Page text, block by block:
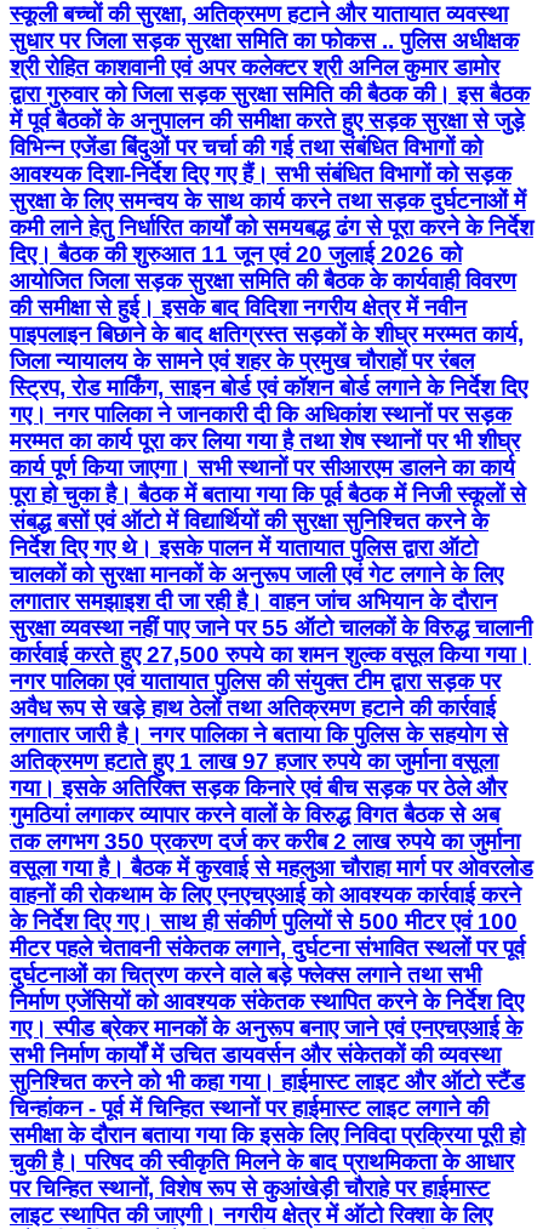
स्कूली बच्चों की सुरक्षा, अतिक्रमण हटाने और यातायात व्यवस्था
सुधार पर जिला सड़क सुरक्षा समिति का फोकस .. पुलिस अधीक्षक
श्री रोहित काशवानी एवं अपर कलेक्टर श्री अनिल कुमार डामोर
द्वारा गुरुवार को जिला सड़क सुरक्षा समिति की बैठक की। इस बैठक
में पूर्व बैठकों के अनुपालन की समीक्षा करते हुए सड़क सुरक्षा से जुड़े
विभिन्न एजेंडा बिंदुओं पर चर्चा की गई तथा संबंधित विभागों को
आवश्यक दिशा-निर्देश दिए गए हैं। सभी संबंधित विभागों को सड़क
सुरक्षा के लिए समन्वय के साथ कार्य करने तथा सड़क दुर्घटनाओं में
कमी लाने हेतु निर्धारित कार्यों को समयबद्ध ढंग से पूरा करने के निर्देश
दिए। बैठक की शुरुआत 11 जून एवं 20 जुलाई 2026 को
आयोजित जिला सड़क सुरक्षा समिति की बैठक के कार्यवाही विवरण
की समीक्षा से हुई। इसके बाद विदिशा नगरीय क्षेत्र में नवीन
पाइपलाइन बिछाने के बाद क्षतिग्रस्त सड़कों के शीघ्र मरम्मत कार्य,
जिला न्यायालय के सामने एवं शहर के प्रमुख चौराहों पर रंबल
स्ट्रिप, रोड मार्किंग, साइन बोर्ड एवं कॉशन बोर्ड लगाने के निर्देश दिए
गए। नगर पालिका ने जानकारी दी कि अधिकांश स्थानों पर सड़क
मरम्मत का कार्य पूरा कर लिया गया है तथा शेष स्थानों पर भी शीघ्र
कार्य पूर्ण किया जाएगा। सभी स्थानों पर सीआरएम डालने का कार्य
पूरा हो चुका है। बैठक में बताया गया कि पूर्व बैठक में निजी स्कूलों से
संबद्ध बसों एवं ऑटो में विद्यार्थियों की सुरक्षा सुनिश्चित करने के
निर्देश दिए गए थे। इसके पालन में यातायात पुलिस द्वारा ऑटो
चालकों को सुरक्षा मानकों के अनुरूप जाली एवं गेट लगाने के लिए
लगातार समझाइश दी जा रही है। वाहन जांच अभियान के दौरान
सुरक्षा व्यवस्था नहीं पाए जाने पर 55 ऑटो चालकों के विरुद्ध चालानी
कार्रवाई करते हुए 27,500 रुपये का शमन शुल्क वसूल किया गया।
नगर पालिका एवं यातायात पुलिस की संयुक्त टीम द्वारा सड़क पर
अवैध रूप से खड़े हाथ ठेलों तथा अतिक्रमण हटाने की कार्रवाई
लगातार जारी है। नगर पालिका ने बताया कि पुलिस के सहयोग से
अतिक्रमण हटाते हुए 1 लाख 97 हजार रुपये का जुर्माना वसूला
गया। इसके अतिरिक्त सड़क किनारे एवं बीच सड़क पर ठेले और
गुमठियां लगाकर व्यापार करने वालों के विरुद्ध विगत बैठक से अब
तक लगभग 350 प्रकरण दर्ज कर करीब 2 लाख रुपये का जुर्माना
वसूला गया है। बैठक में कुरवाई से महलुआ चौराहा मार्ग पर ओवरलोड
वाहनों की रोकथाम के लिए एनएचएआई को आवश्यक कार्रवाई करने
के निर्देश दिए गए। साथ ही संकीर्ण पुलियों से 500 मीटर एवं 100
मीटर पहले चेतावनी संकेतक लगाने, दुर्घटना संभावित स्थलों पर पूर्व
दुर्घटनाओं का चित्रण करने वाले बड़े फ्लेक्स लगाने तथा सभी
निर्माण एजेंसियों को आवश्यक संकेतक स्थापित करने के निर्देश दिए
गए। स्पीड ब्रेकर मानकों के अनुरूप बनाए जाने एवं एनएचएआई के
सभी निर्माण कार्यों में उचित डायवर्सन और संकेतकों की व्यवस्था
सुनिश्चित करने को भी कहा गया। हाईमास्ट लाइट और ऑटो स्टैंड
चिन्हांकन - पूर्व में चिन्हित स्थानों पर हाईमास्ट लाइट लगाने की
समीक्षा के दौरान बताया गया कि इसके लिए निविदा प्रक्रिया पूरी हो
चुकी है। परिषद की स्वीकृति मिलने के बाद प्राथमिकता के आधार
पर चिन्हित स्थानों, विशेष रूप से कुआंखेड़ी चौराहे पर हाईमास्ट
लाइट स्थापित की जाएगी। नगरीय क्षेत्र में ऑटो रिक्शा के लिए